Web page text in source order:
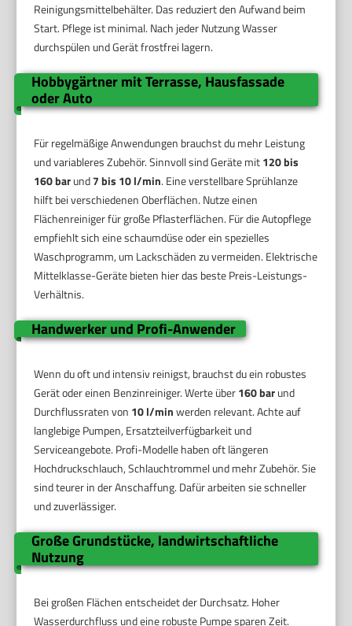
Reinigungsmittelbehälter. Das reduziert den Aufwand beim
Start. Pflege ist minimal. Nach jeder Nutzung Wasser
durchspülen und Gerät frostfrei lagern.
Hobbygärtner mit Terrasse, Hausfassade
oder Auto
Für regelmäßige Anwendungen brauchst du mehr Leistung
und variableres Zubehör. Sinnvoll sind Geräte mit120 bis
160 barund7 bis 10 l/min. Eine verstellbare Sprühlanze
hilft bei verschiedenen Oberflächen. Nutze einen
Flächenreiniger für große Pflasterflächen. Für die Autopflege
empfiehlt sich eine schaumdüse oder ein spezielles
Waschprogramm, um Lackschäden zu vermeiden. Elektrische
Mittelklasse-Geräte bieten hier das beste Preis-Leistungs-
Verhältnis.
Handwerker und Profi-Anwender
Wenn du oft und intensiv reinigst, brauchst du ein robustes
Gerät oder einen Benzinreiniger. Werte über160 barund
Durchflussraten von 10 l/minwerden relevant. Achte auf
langlebige Pumpen, Ersatzteilverfügbarkeit und
Serviceangebote. Profi-Modelle haben oft längeren
Hochdruckschlauch, Schlauchtrommel und mehr Zubehör. Sie
sind teurer in der Anschaffung. Dafür arbeiten sie schneller
und zuverlässiger.
Große Grundstücke, landwirtschaftliche
Nutzung
Bei großen Flächen entscheidet der Durchsatz. Hoher
Wasserdurchfluss und eine robuste Pumpe sparen Zeit.